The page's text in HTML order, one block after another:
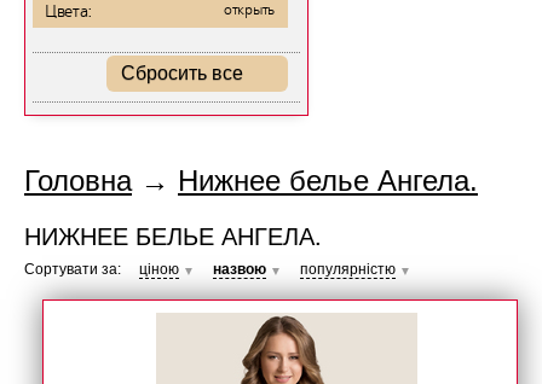
Цвета: открыть
Сбросить все
Головна→ Нижнее белье Ангела.
НИЖНЕЕ БЕЛЬЕ АНГЕЛА.
Сортувати за: ціною ▼ назвою ▼ популярністю ▼